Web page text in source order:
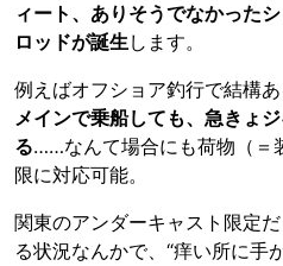
ィート、ありそうでなかった
ロッドが誕生します。
例えばオフショア釣行で結構あ
メインで乗船しても、急きょ
る……なんて場合にも荷物（＝
限に対応可能。
関東のアンダーキャスト限定
る状況なんかで、“痒い所に手